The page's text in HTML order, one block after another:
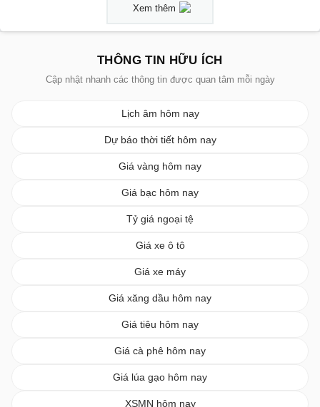
Xem thêm
THÔNG TIN HỮU ÍCH
Cập nhật nhanh các thông tin được quan tâm mỗi ngày
Lịch âm hôm nay
Dự báo thời tiết hôm nay
Giá vàng hôm nay
Giá bạc hôm nay
Tỷ giá ngoại tệ
Giá xe ô tô
Giá xe máy
Giá xăng dầu hôm nay
Giá tiêu hôm nay
Giá cà phê hôm nay
Giá lúa gạo hôm nay
XSMN hôm nay